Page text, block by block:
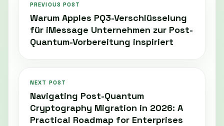
PREVIOUS POST
Warum Apples PQ3-Verschlüsselung
für iMessage Unternehmen zur Post-
Quantum-Vorbereitung inspiriert
NEXT POST
Navigating Post-Quantum
Cryptography Migration in 2026: A
Practical Roadmap for Enterprises